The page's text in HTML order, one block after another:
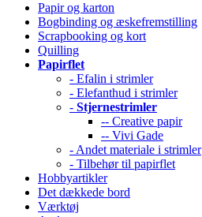
Papir og karton
Bogbinding og æskefremstilling
Scrapbooking og kort
Quilling
Papirflet
- Efalin i strimler
- Elefanthud i strimler
- Stjernestrimler
-- Creative papir
-- Vivi Gade
- Andet materiale i strimler
- Tilbehør til papirflet
Hobbyartikler
Det dækkede bord
Værktøj